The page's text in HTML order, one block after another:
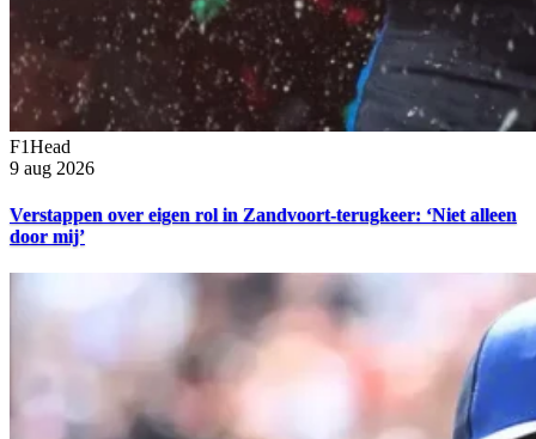
F1Head
9 aug 2026
Verstappen over eigen rol in Zandvoort-terugkeer: ‘Niet alleen
door mij’